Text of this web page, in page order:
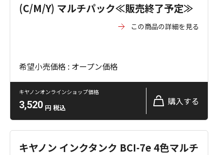
(C/M/Y) マルチパック≪販売終了予定≫
この商品の詳細を見る
希望小売価格 : オープン価格
キヤノンオンラインショップ価格
3,520 円 税込
購入する
キヤノン インクタンク BCI-7e 4色マルチ